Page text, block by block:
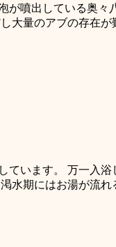
が噴出している奥々
大量のアブの存在が
ています。 万一入
水期にはお湯が流